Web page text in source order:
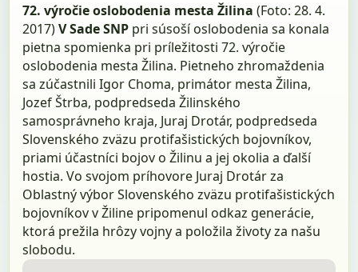
72. výročie oslobodenia mesta Žilina (Foto: 28. 4.
2017)V Sade SNP pri súsoší oslobodenia sa konala
pietna spomienka pri príležitosti 72. výročie
oslobodenia mesta Žilina. Pietneho zhromaždenia
sa zúčastnili Igor Choma, primátor mesta Žilina,
Jozef Štrba, podpredseda Žilinského
samosprávneho kraja, Juraj Drotár, podpredseda
Slovenského zväzu protifašistických bojovníkov,
priami účastníci bojov o Žilinu a jej okolia a ďalší
hostia. Vo svojom príhovore Juraj Drotár za
Oblastný výbor Slovenského zväzu protifašistických
bojovníkov v Žiline pripomenul odkaz generácie,
ktorá prežila hrôzy vojny a položila životy za našu
slobodu.